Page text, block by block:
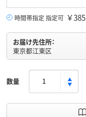
時間帯指定 指定可 ￥385
お届け先住所：
東京都江東区
数量